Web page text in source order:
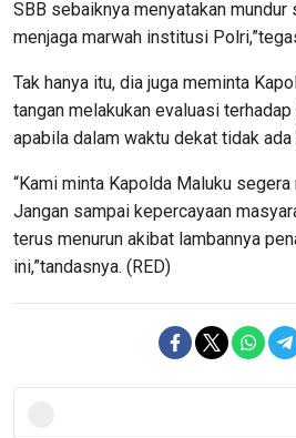
SBB sebaiknya menyatakan
menjaga marwah institusi
Tak hanya itu, dia juga meminta
tangan melakukan evaluasi
apabila dalam waktu dekat tidak ada
“Kami minta Kapolda Maluku
Jangan sampai kepercayaan
terus menurun akibat lambannya
ini,”tandasnya. (RED)